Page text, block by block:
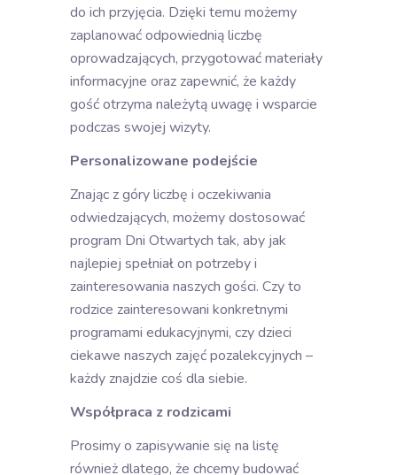
do ich przyjęcia. Dzięki temu możemy
zaplanować odpowiednią liczbę
oprowadzających, przygotować materiały
informacyjne oraz zapewnić, że każdy
gość otrzyma należytą uwagę i wsparcie
podczas swojej wizyty.
Personalizowane podejście
Znając z góry liczbę i oczekiwania
odwiedzających, możemy dostosować
program Dni Otwartych tak, aby jak
najlepiej spełniał on potrzeby i
zainteresowania naszych gości. Czy to
rodzice zainteresowani konkretnymi
programami edukacyjnymi, czy dzieci
ciekawe naszych zajęć pozalekcyjnych –
każdy znajdzie coś dla siebie.
Współpraca z rodzicami
Prosimy o zapisywanie się na listę
również dlatego, że chcemy budować